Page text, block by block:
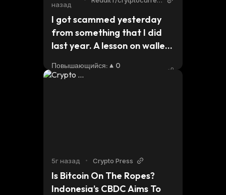
назад
I got scammed yesterday
from something that I did
last year. A lesson on wallet
Повышающийся:
0
Снижающийся
5г назад • Crypto Press
Is Bitcoin On The Ropes?
Indonesia’s CBDC Aims To